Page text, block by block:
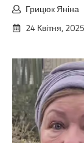
Грицюк Яніна
24 Квітня, 2025